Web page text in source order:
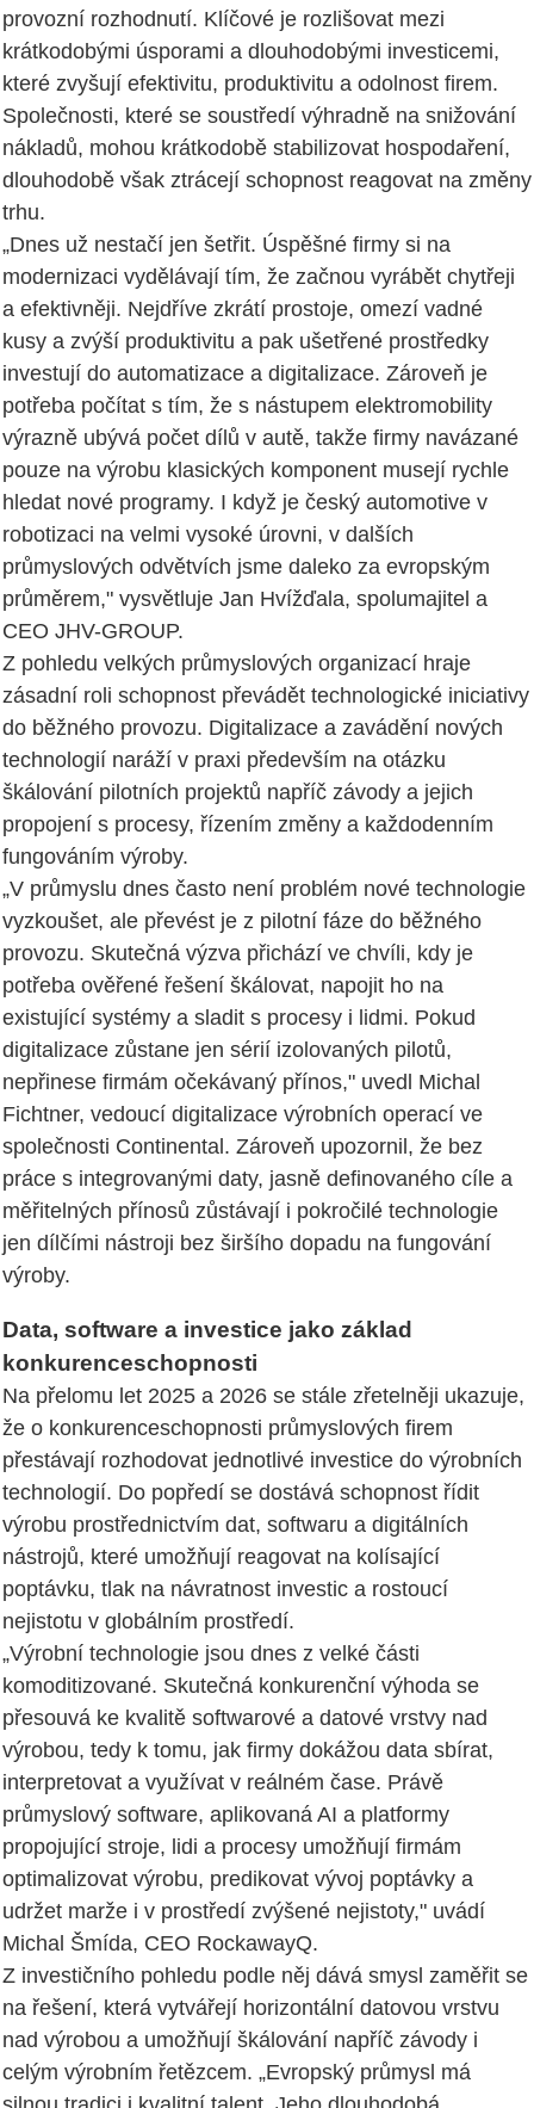
provozní rozhodnutí. Klíčové je rozlišovat mezi
krátkodobými úsporami a dlouhodobými investicemi,
které zvyšují efektivitu, produktivitu a odolnost firem.
Společnosti, které se soustředí výhradně na snižování
nákladů, mohou krátkodobě stabilizovat hospodaření,
dlouhodobě však ztrácejí schopnost reagovat na změny
trhu.
„Dnes už nestačí jen šetřit. Úspěšné firmy si na
modernizaci vydělávají tím, že začnou vyrábět chytřeji
a efektivněji. Nejdříve zkrátí prostoje, omezí vadné
kusy a zvýší produktivitu a pak ušetřené prostředky
investují do automatizace a digitalizace. Zároveň je
potřeba počítat s tím, že s nástupem elektromobility
výrazně ubývá počet dílů v autě, takže firmy navázané
pouze na výrobu klasických komponent musejí rychle
hledat nové programy. I když je český automotive v
robotizaci na velmi vysoké úrovni, v dalších
průmyslových odvětvích jsme daleko za evropským
průměrem," vysvětluje Jan Hvížďala, spolumajitel a
CEO JHV-GROUP.
Z pohledu velkých průmyslových organizací hraje
zásadní roli schopnost převádět technologické iniciativy
do běžného provozu. Digitalizace a zavádění nových
technologií naráží v praxi především na otázku
škálování pilotních projektů napříč závody a jejich
propojení s procesy, řízením změny a každodenním
fungováním výroby.
„V průmyslu dnes často není problém nové technologie
vyzkoušet, ale převést je z pilotní fáze do běžného
provozu. Skutečná výzva přichází ve chvíli, kdy je
potřeba ověřené řešení škálovat, napojit ho na
existující systémy a sladit s procesy i lidmi. Pokud
digitalizace zůstane jen sérií izolovaných pilotů,
nepřinese firmám očekávaný přínos," uvedl Michal
Fichtner, vedoucí digitalizace výrobních operací ve
společnosti Continental. Zároveň upozornil, že bez
práce s integrovanými daty, jasně definovaného cíle a
měřitelných přínosů zůstávají i pokročilé technologie
jen dílčími nástroji bez širšího dopadu na fungování
výroby.
Data, software a investice jako základ
konkurenceschopnosti
Na přelomu let 2025 a 2026 se stále zřetelněji ukazuje,
že o konkurenceschopnosti průmyslových firem
přestávají rozhodovat jednotlivé investice do výrobních
technologií. Do popředí se dostává schopnost řídit
výrobu prostřednictvím dat, softwaru a digitálních
nástrojů, které umožňují reagovat na kolísající
poptávku, tlak na návratnost investic a rostoucí
nejistotu v globálním prostředí.
„Výrobní technologie jsou dnes z velké části
komoditizované. Skutečná konkurenční výhoda se
přesouvá ke kvalitě softwarové a datové vrstvy nad
výrobou, tedy k tomu, jak firmy dokážou data sbírat,
interpretovat a využívat v reálném čase. Právě
průmyslový software, aplikovaná AI a platformy
propojující stroje, lidi a procesy umožňují firmám
optimalizovat výrobu, predikovat vývoj poptávky a
udržet marže i v prostředí zvýšené nejistoty," uvádí
Michal Šmída, CEO RockawayQ.
Z investičního pohledu podle něj dává smysl zaměřit se
na řešení, která vytvářejí horizontální datovou vrstvu
nad výrobou a umožňují škálování napříč závody i
celým výrobním řetězcem. „Evropský průmysl má